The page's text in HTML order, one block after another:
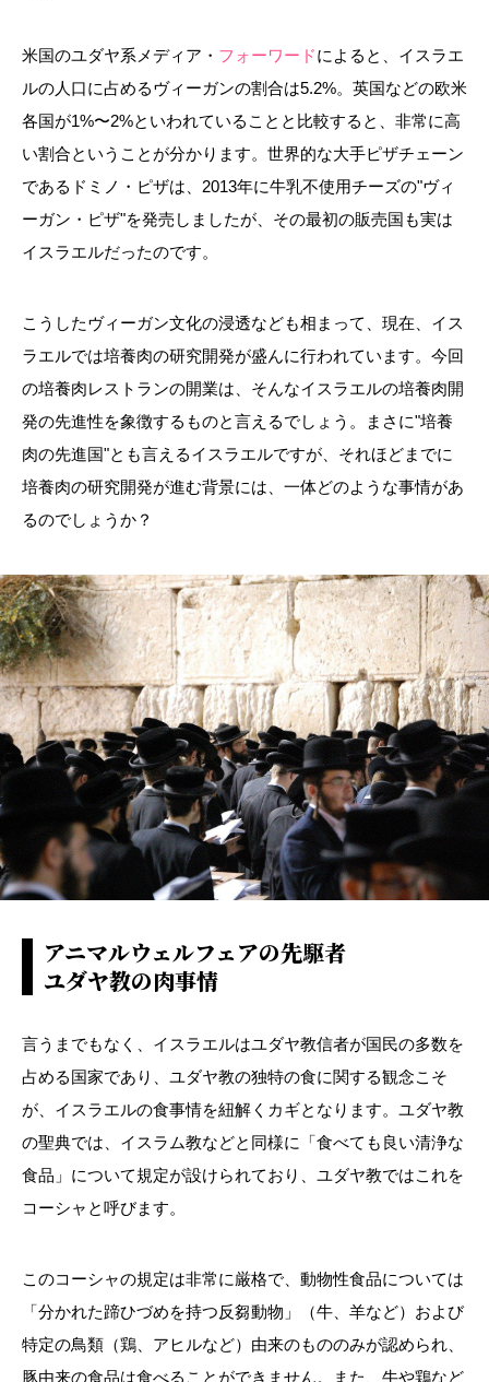
米国のユダヤ系メディア・ フォーワードによると、イスラエ
ルの人口に占めるヴィーガンの割合は5.2%。英国などの欧米
各国が1%〜2%といわれていることと比較すると、非常に高
い割合ということが分かります。世界的な大手ピザチェーン
であるドミノ・ピザは、 2013年に牛乳不使用チーズの"ヴィ
ーガン・ピザ"を発売しましたが、その最初の販売国も実は
イスラエルだったのです。
こうしたヴィーガン文化の浸透なども相まって、現在、イス
ラエルでは培養肉の研究開発が盛んに行われています。今回
の培養肉レストランの開業は、そんなイスラエルの培養肉開
発の先進性を象徴するものと言えるでしょう。まさに"培養
肉の先進国"とも言えるイスラエルですが、それほどまでに
培養肉の研究開発が進む背景には、一体どのような事情があ
るのでしょうか？
アニマルウェルフェアの先駆者
ユダヤ教の肉事情
言うまでもなく、イスラエルはユダヤ教信者が国民の多数を
占める国家であり、ユダヤ教の独特の食に関する観念こそ
が、イスラエルの食事情を紐解くカギとなります。ユダヤ教
の聖典では、イスラム教などと同様に「食べても良い清浄な
食品」について規定が設けられており、ユダヤ教ではこれを
コーシャと呼びます。
このコーシャの規定は非常に厳格で、動物性食品については
「分かれた蹄ひづめを持つ反芻動物」（牛、羊など）および
特定の鳥類（鶏、アヒルなど）由来のもののみが認められ、
豚由来の食品は食べることができません。また、牛や鶏など